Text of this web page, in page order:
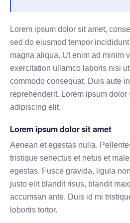
Lorem ipsum dolor sit amet,
sed do eiusmod tempor
magna aliqua. Ut enim ad minim
exercitation ullamco laboris nisi
commodo consequat. Duis aute
reprehenderit. Lorem ipsum dolor
adipiscing elit.
Lorem ipsum dolor sit amet
Aenean et egestas nulla.
tristique senectus et netus et
egestas. Fusce gravida, ligula
justo elit blandit risus, blandit
accumsan ante. Duis id mi
lobortis tortor.